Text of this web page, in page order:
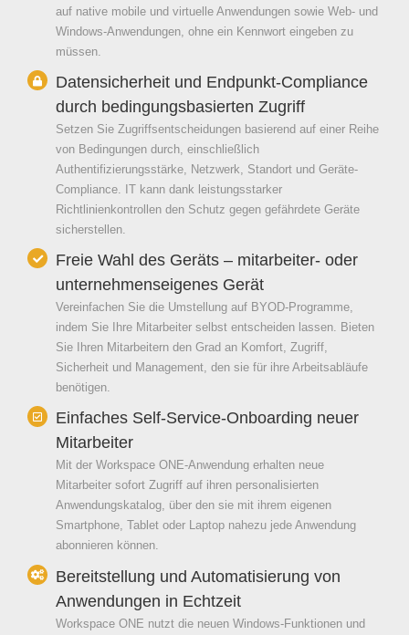
auf native mobile und virtuelle Anwendungen sowie Web- und
Windows-Anwendungen, ohne ein Kennwort eingeben zu
müssen.
Datensicherheit und Endpunkt-Compliance
durch bedingungsbasierten Zugriff
Setzen Sie Zugriffsentscheidungen basierend auf einer Reihe
von Bedingungen durch, einschließlich
Authentifizierungsstärke, Netzwerk, Standort und Geräte-
Compliance. IT kann dank leistungsstarker
Richtlinienkontrollen den Schutz gegen gefährdete Geräte
sicherstellen.
Freie Wahl des Geräts – mitarbeiter- oder
unternehmenseigenes Gerät
Vereinfachen Sie die Umstellung auf BYOD-Programme,
indem Sie Ihre Mitarbeiter selbst entscheiden lassen. Bieten
Sie Ihren Mitarbeitern den Grad an Komfort, Zugriff,
Sicherheit und Management, den sie für ihre Arbeitsabläufe
benötigen.
Einfaches Self-Service-Onboarding neuer
Mitarbeiter
Mit der Workspace ONE-Anwendung erhalten neue
Mitarbeiter sofort Zugriff auf ihren personalisierten
Anwendungskatalog, über den sie mit ihrem eigenen
Smartphone, Tablet oder Laptop nahezu jede Anwendung
abonnieren können.
Bereitstellung und Automatisierung von
Anwendungen in Echtzeit
Workspace ONE nutzt die neuen Windows-Funktionen und